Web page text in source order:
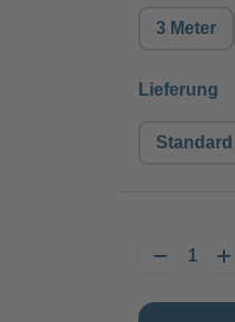
3 Meter
Lieferung
Standard